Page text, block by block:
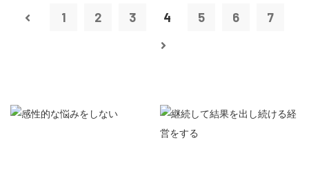
1 2 3 4 5 6 7